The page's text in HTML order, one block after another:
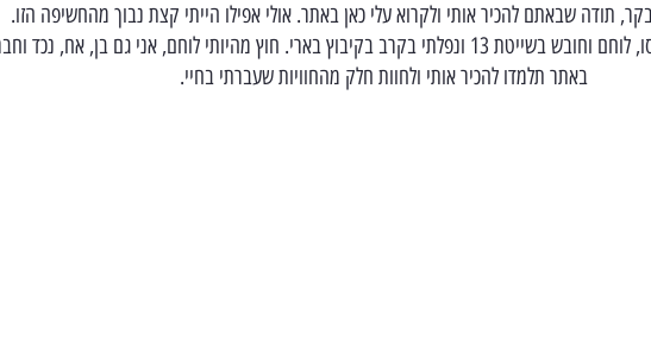
תודה שבאתם להכיר אותי ולקרוא עלי כאן באתר. אולי אפילו הייתי קצת נבוך מהחשיפה הזו.
בקיבוץ בארי. חוץ מהיותי לוחם, אני גם בן, אח, נכד וחבר.
באתר תלמדו להכיר אותי ולחוות חלק מהחוויות שעברתי בחיי.